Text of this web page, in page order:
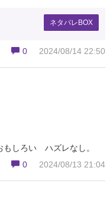
ネタバレBOX
0 2024/08/14 22:50
もしろい ハズレなし。
0
2024/08/13 21:04